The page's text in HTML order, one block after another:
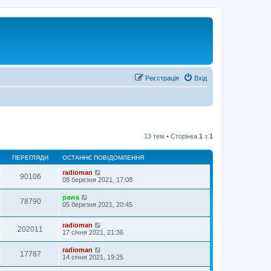
Вхід
Реєстрація
13 тем • Сторінка 1 з 1
ПЕРЕГЛЯДИ ОСТАННЄ ПОВІДОМЛЕННЯ
90106
radioman
08 березня 2021, 17:08
78790
pawa
05 березня 2021, 20:45
202011
radioman
17 січня 2021, 21:36
17787
radioman
14 січня 2021, 19:25